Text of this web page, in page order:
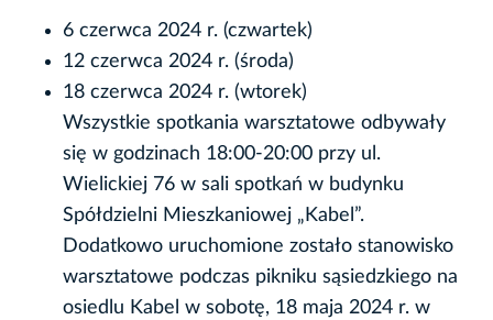
6 czerwca 2024 r. (czwartek)
12 czerwca 2024 r. (środa)
18 czerwca 2024 r. (wtorek)
Wszystkie spotkania warsztatowe odbywały
się w godzinach 18:00-20:00 przy ul.
Wielickiej 76 w sali spotkań w budynku
Spółdzielni Mieszkaniowej „Kabel”.
Dodatkowo uruchomione zostało stanowisko
warsztatowe podczas pikniku sąsiedzkiego na
osiedlu Kabel w sobotę, 18 maja 2024 r. w